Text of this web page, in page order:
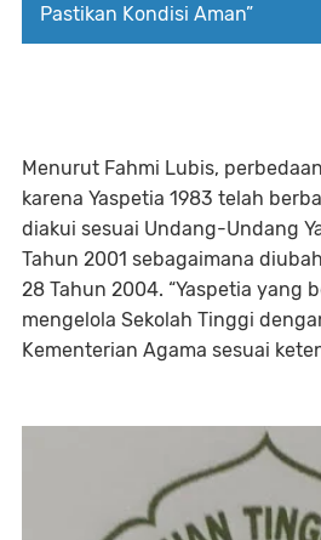
Pastikan Kondisi Aman”
Menurut Fahmi Lubis,
karena Yaspetia 1983 telah
diakui sesuai Undang-Undang
Tahun 2001 sebagaimana
28 Tahun 2004. “Yaspetia yang
mengelola Sekolah Tinggi
Kementerian Agama sesuai